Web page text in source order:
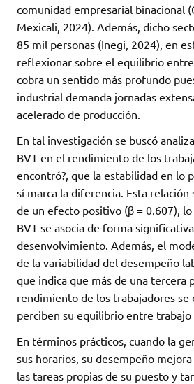
comunidad empresarial binacional
Mexicali, 2024). Además, dicho
85 mil personas (Inegi, 2024), en
reflexionar sobre el equilibrio
cobra un sentido más profundo
industrial demanda jornadas
acelerado de producción.
En tal investigación se buscó
BVT en el rendimiento de los
encontró?, que la estabilidad en lo
sí marca la diferencia. Esta relación
de un efecto positivo (β = 0.607),
BVT se asocia de forma
desenvolvimiento. Además, el
de la variabilidad del desempeño
que indica que más de una tercera
rendimiento de los trabajadores se
perciben su equilibrio entre trabajo
En términos prácticos, cuando la
sus horarios, su desempeño
las tareas propias de su puesto y